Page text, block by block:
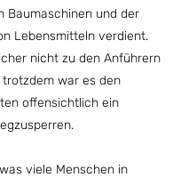
Baumaschinen und der
Lebensmitteln verdient.
nicht zu den Anführern
trotzdem war es den
offensichtlich ein
viele Menschen in